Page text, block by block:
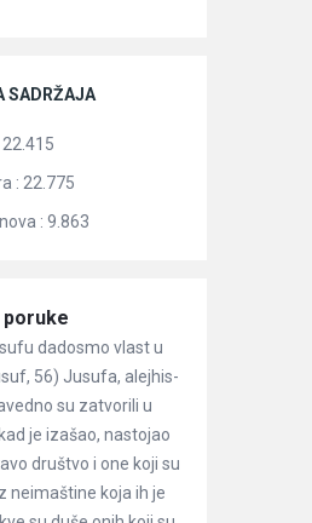
SADRŽAJA
22.415
: 22.775
: 9.863
dadosmo vlast u
56) Jusufa, alejhis-
su zatvorili u
je izašao, nastojao
društvo i one koji su
neimaštine koja ih je